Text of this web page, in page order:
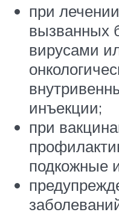
при
вызванных
вирусами
инъекции;
при
подкожные